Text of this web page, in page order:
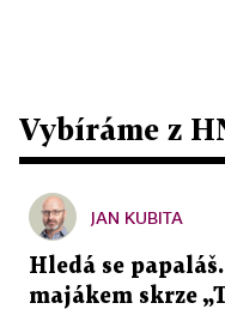
Vybíráme z
JAN KUBITA
Hledá se
majákem skrze